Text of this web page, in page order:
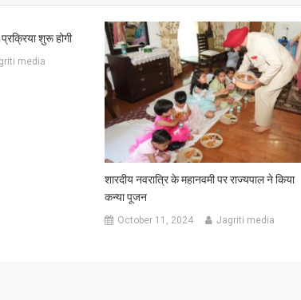
शुरू होगी
media
शारदीय नवरात्रि के महानवमी पर राज्यपाल ने किया
कन्या पूजन
October 11, 2024 Jagriti media